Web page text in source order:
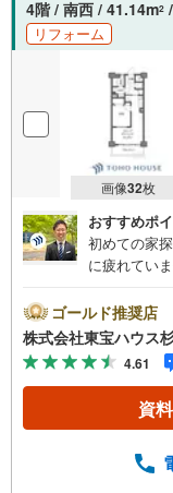
4階 / 南西 / 41.14m2
リフォーム
画像32枚
おすすめポ
初めての家
に疲れてい
したプロが
お探ししま
件以外も併
望をお伝え
00～21:00
早めにお電
TOHO
ゴールド推奨店
株式会社東宝ハウス
4.61
資